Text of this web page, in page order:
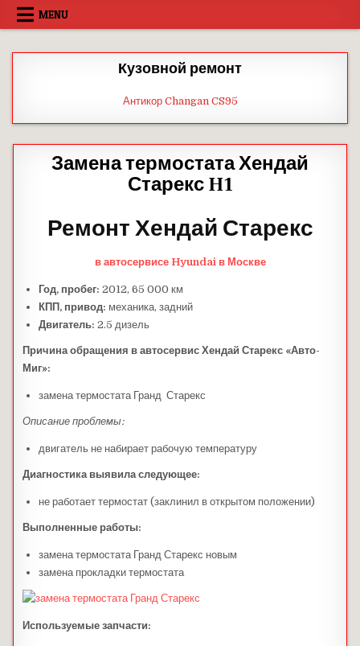
Skip
MENU
Кузовной ремонт
Антикор Changan CS95
Замена термостата Хендай
Старекс H1
Ремонт Хендай Старекс
в автосервисе Hyundai в Москве
Год, пробег: 2012, 65 000 км
КПП, привод: механика, задний
Двигатель: 2.5 дизель
Причина обращения в автосервис ХендайСтарекс «Авто-
Миг»:
замена термостата Гранд Старекс
Описание проблемы:
двигатель не набирает рабочую температуру
Диагностика выявила следующее:
не работает термостат (заклинил в открытом положении)
Выполненные работы:
замена термостата Гранд Старекс новым
замена прокладки термостата
Используемые запчасти: